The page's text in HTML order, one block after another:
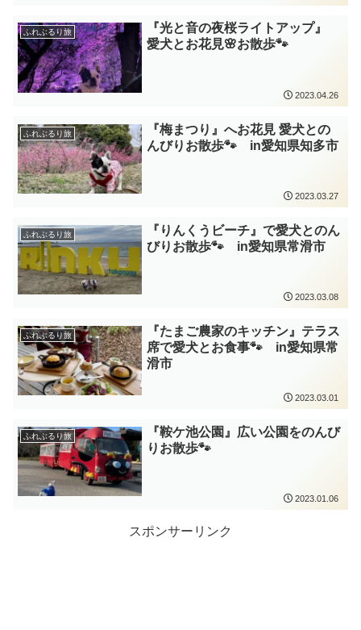
ふれぶるり旅
『光と音の夜桜ライトアップ』
愛犬とお花見🌸お散歩🐾
2023.04.26
ふれぶるり旅
『梅まつり』へお花見 愛犬との
んびりお散歩🐾 in愛知県知多市
2023.03.27
ふれぶるり旅
『りんくうビーチ』で愛犬とのん
びりお散歩🐾 in愛知県常滑市
2023.03.08
ふれぶるり旅
『たまご農家のキッチン』テラス
席で愛犬とお食事🐾 in愛知県常
滑市
2023.03.01
ふれぶるり旅
『鞍ケ池公園』広い公園をのんび
りお散歩🐾
2023.01.06
スポンサーリンク